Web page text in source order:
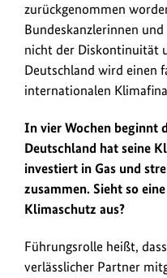
zurückgenommen
Bundeskanzlerinnen
nicht der Diskontinuität
Deutschland wird einen
internationalen
In vier Wochen beginnt
Deutschland hat seine
investiert in Gas und
zusammen. Sieht so
Klimaschutz aus?
Führungsrolle heißt,
verlässlicher Partner